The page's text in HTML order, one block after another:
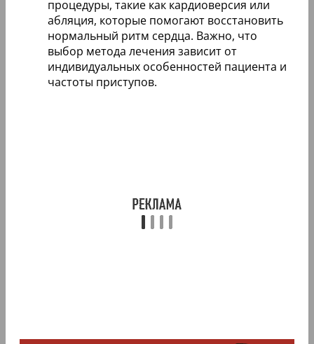
процедуры, такие как кардиоверсия или
абляция, которые помогают восстановить
нормальный ритм сердца. Важно, что
выбор метода лечения зависит от
индивидуальных особенностей пациента и
частоты приступов.